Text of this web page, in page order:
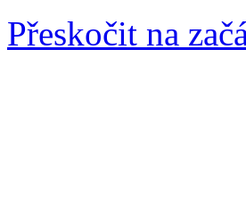
Přeskočit na